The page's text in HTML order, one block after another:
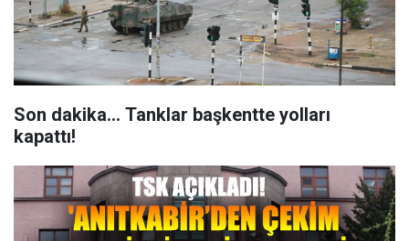
Son dakika... Tanklar başkentte yolları
kapattı!